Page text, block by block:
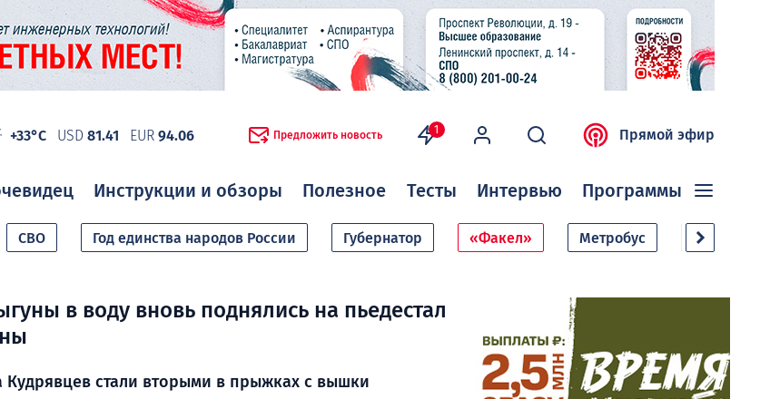
+33°C USD 81.41 EUR 94.06 Предложить новость 1 Прямой эфир
Инструкции и обзоры Полезное Тесты Интервью Программы
СВО Год единства народов России Губернатор «Факел» Метробус Дачный
в воду вновь поднялись на пьедестал
стали вторыми в прыжках с вышки